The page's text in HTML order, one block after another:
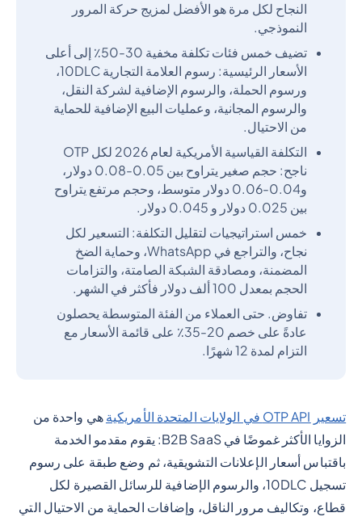
النجاح لكل مرة هو الأفضل لمزيج حركة المرور
النموذجي.
تضيف خمس فئات تكلفة مخفية 30-50٪ إلى أعلى
الأسعار الرئيسية: رسوم العلامة التجارية 10DLC،
ورسوم الحملة، والرسوم الإضافية لشركة النقل،
والرسوم المجانية، وعمليات البيع الإضافية للحماية
من الاحتيال.
التكلفة القياسية الأمريكية لعام 2026 لكل OTP
ناجح: حجم صغير يتراوح بين 0.05-0.08 دولار،
و0.04-0.06 دولار متوسط، وحجم مرتفع يتراوح
بين 0.025 دولار و 0.045 دولار.
خمس استراتيجيات لتقليل التكلفة: التسعير لكل
نجاح، والتراجع في WhatsApp، وحماية الضخ
المضمنة، ومصادقة الشبكة الصامتة، والتزامات
الحجم بمعدل 100 ألف دولار فأكثر في الشهر.
تفاوض. حتى العملاء من الفئة المتوسطة يحصلون
عادةً على خصم 20-35٪ على قائمة الأسعار مع
التزام لمدة 12 شهرًا.
تسعير OTP API في الولايات المتحدة الأمريكية
هي واحدة من
الزوايا الأكثر غموضًا في B2B SaaS: يقوم مقدمو الخدمة
باقتباس أسعار الإعلانات التشويقية، ثم وضع طبقة على رسوم
تسجيل 10DLC، والرسوم الإضافية للرسائل القصيرة لكل
قطاع، وتكاليف مرور الناقل، وإضافات الحماية من الاحتيال التي